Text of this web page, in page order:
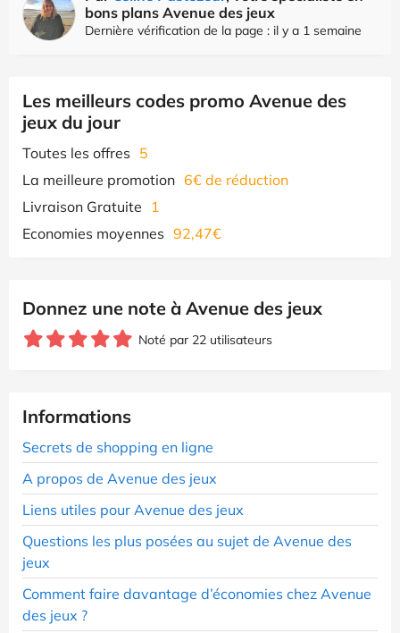
bons plans Avenue des jeux
Dernière vérification de la page : il y a 1 semaine
Les meilleurs codes promo Avenue des
jeux du jour
Toutes les offres 5
La meilleure promotion 6€ de réduction
Livraison Gratuite
1
Economies moyennes 92,47€
Donnez une note à Avenue des jeux
Noté par 22 utilisateurs
Informations
Secrets de shopping en ligne
A propos de Avenue des jeux
Liens utiles pour Avenue des jeux
Questions les plus posées au sujet de Avenue des
jeux
Comment faire davantage d’économies chez Avenue
des jeux ?